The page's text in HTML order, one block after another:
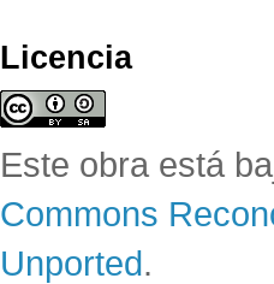
Licencia
Este obra está
Commons
Unported.